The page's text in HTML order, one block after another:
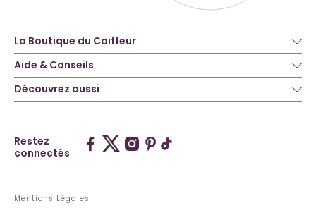
La Boutique du Coiffeur
Aide & Conseils
Découvrez aussi
Restez
connectés
Mentions Légales